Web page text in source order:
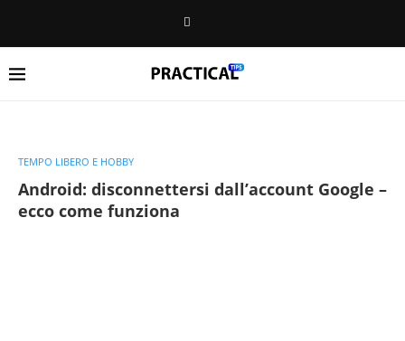
TEMPO LIBERO E HOBBY
Android: disconnettersi dall’account Google –
ecco come funziona